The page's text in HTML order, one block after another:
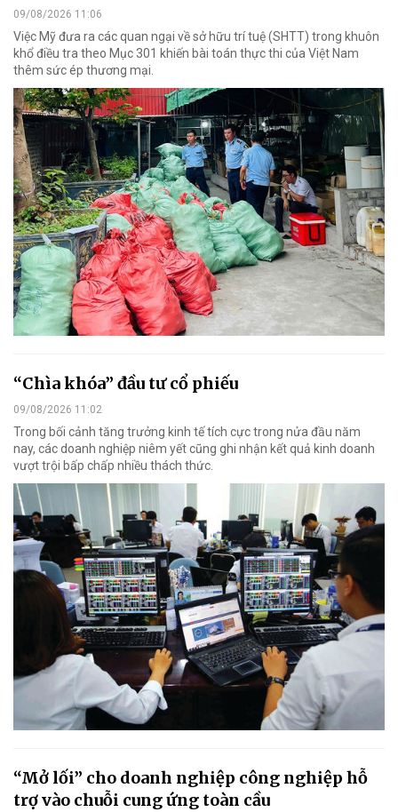
09/08/2026 11:06
Việc Mỹ đưa ra các quan ngại về sở hữu trí tuệ (SHTT) trong khuôn
khổ điều tra theo Mục 301 khiến bài toán thực thi của Việt Nam
thêm sức ép thương mại.
“Chìa khóa” đầu tư cổ phiếu
09/08/2026 11:02
Trong bối cảnh tăng trưởng kinh tế tích cực trong nửa đầu năm
nay, các doanh nghiệp niêm yết cũng ghi nhận kết quả kinh doanh
vượt trội bấp chấp nhiều thách thức.
“Mở lối” cho doanh nghiệp công nghiệp hỗ
trợ vào chuỗi cung ứng toàn cầu